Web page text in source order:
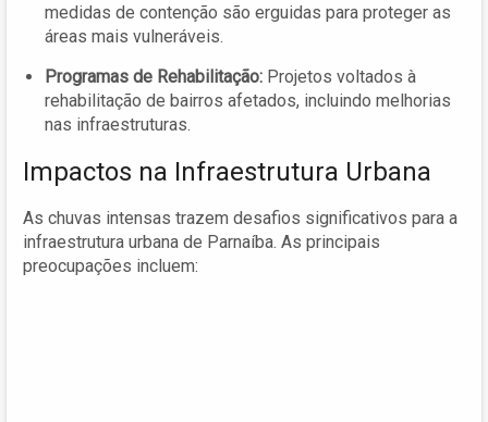
medidas de contenção são erguidas para proteger as
áreas mais vulneráveis.
Programas de Rehabilitação: Projetos voltados à
rehabilitação de bairros afetados, incluindo melhorias
nas infraestruturas.
Impactos na Infraestrutura Urbana
As chuvas intensas trazem desafios significativos para a
infraestrutura urbana de Parnaíba. As principais
preocupações incluem: